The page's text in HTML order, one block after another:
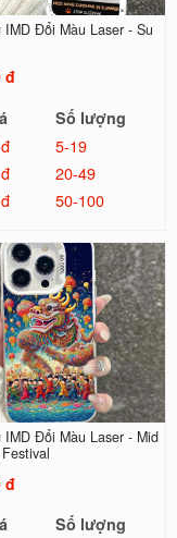
IMD Đổi Màu Laser - Su
đ
Số lượng
5-19
20-49
50-100
IMD Đổi Màu Laser - Mid
đ
Số lượng